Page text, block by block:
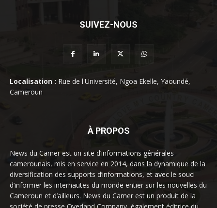
SUIVEZ-NOUS
Localisation : Rue de l'Université, Ngoa Ekelle, Yaoundé,
Cameroun
À PROPOS
News du Camer est un site d’informations générales
camerounais, mis en service en 2014, dans la dynamique de la
diversification des supports d’informations, et avec le souci
d’informer les internautes du monde entier sur les nouvelles du
Cameroun et d’ailleurs. News du Camer est un produit de la
société de presse Overland Company, également éditrice du